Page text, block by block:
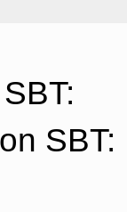
SBT: